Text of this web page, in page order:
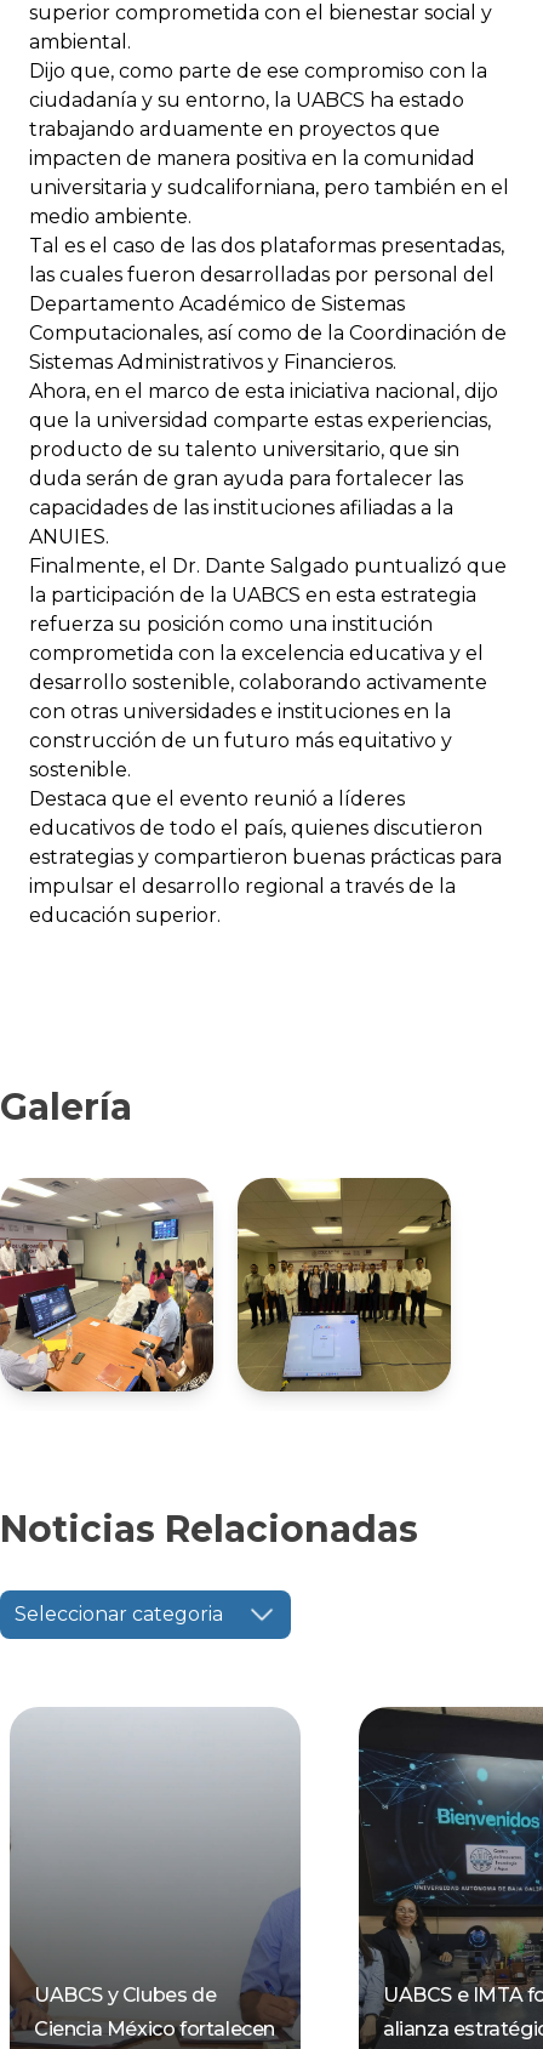
superior comprometida con el bienestar social y
ambiental.
Dijo que, como parte de ese compromiso con la
ciudadanía y su entorno, la UABCS ha estado
trabajando arduamente en proyectos que
impacten de manera positiva en la comunidad
universitaria y sudcaliforniana, pero también en el
medio ambiente.
Tal es el caso de las dos plataformas presentadas,
las cuales fueron desarrolladas por personal del
Departamento Académico de Sistemas
Computacionales, así como de la Coordinación de
Sistemas Administrativos y Financieros.
Ahora, en el marco de esta iniciativa nacional, dijo
que la universidad comparte estas experiencias,
producto de su talento universitario, que sin
duda serán de gran ayuda para fortalecer las
capacidades de las instituciones afiliadas a la
ANUIES.
Finalmente, el Dr. Dante Salgado puntualizó que
la participación de la UABCS en esta estrategia
refuerza su posición como una institución
comprometida con la excelencia educativa y el
desarrollo sostenible, colaborando activamente
con otras universidades e instituciones en la
construcción de un futuro más equitativo y
sostenible.
Destaca que el evento reunió a líderes
educativos de todo el país, quienes discutieron
estrategias y compartieron buenas prácticas para
impulsar el desarrollo regional a través de la
educación superior.
Galería
Noticias Relacionadas
Seleccionar categoria
UABCS y Clubes de
Ciencia México fortalecen
UABCS e IMTA
alianza